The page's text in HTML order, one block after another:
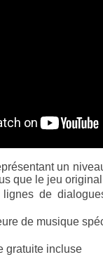
un
que le jeu
de
de musique
gratuite incluse